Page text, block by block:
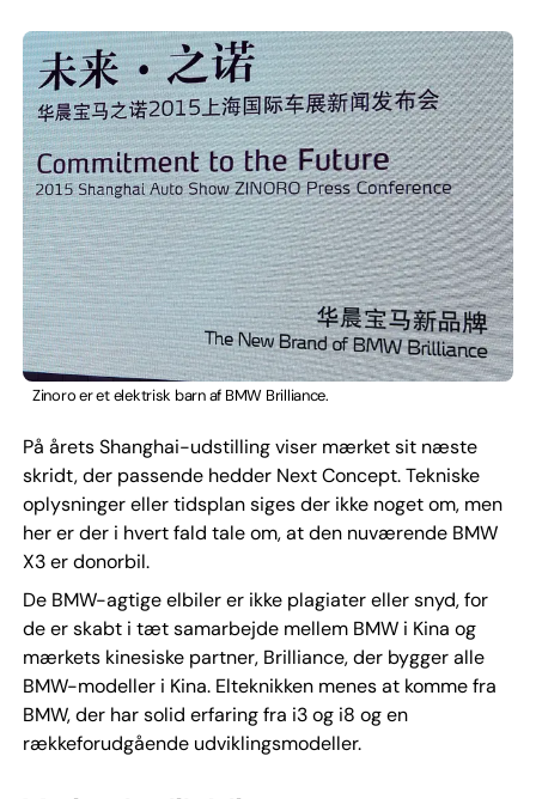
Zinoro er et elektrisk barn af BMW Brilliance.
På årets Shanghai-udstilling viser mærket sit næste
skridt, der passende hedder Next Concept. Tekniske
oplysninger eller tidsplan siges der ikke noget om, men
her er der i hvert fald tale om, at den nuværende BMW
X3 er donorbil.
De BMW-agtige elbiler er ikke plagiater eller snyd, for
de er skabt i tæt samarbejde mellem BMW i Kina og
mærkets kinesiske partner, Brilliance, der bygger alle
BMW-modeller i Kina. Elteknikken menes at komme fra
BMW, der har solid erfaring fra i3 og i8 og en
rækkeforudgående udviklingsmodeller.